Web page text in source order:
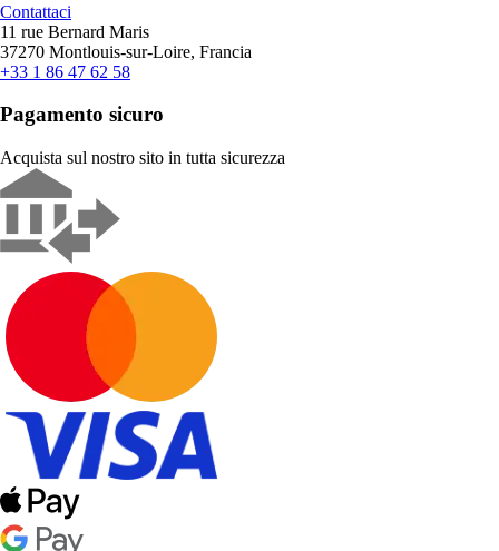
Contattaci
11 rue Bernard Maris
37270 Montlouis-sur-Loire, Francia
+33 1 86 47 62 58
Pagamento sicuro
Acquista sul nostro sito in tutta sicurezza